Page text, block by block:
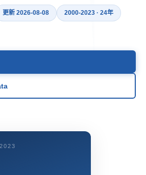
更新 2026-08-08 2000-2023 · 24年